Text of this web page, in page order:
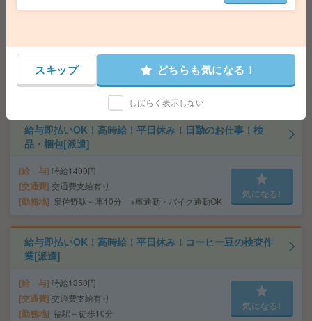
時給1400円
交通費 交通費支給有り
勤務地 千里丘駅～徒歩13分
給与即払いOK！高時給！平日休み！日勤のお仕事！検
品・梱包[派遣]
給 与 時給1400円
交通費 交通費支給有り
勤務地 泉佐野駅～車10分 ※車通勤・バイク通勤OK
気になる!
給与即払いOK！高時給！平日休み！コーヒー豆の検査作
業[派遣]
給 与 時給1350円
交通費 交通費支給有り
勤務地 福駅～徒歩10分
気になる!
スキップ どちらも気になる！
しばらく表示しない